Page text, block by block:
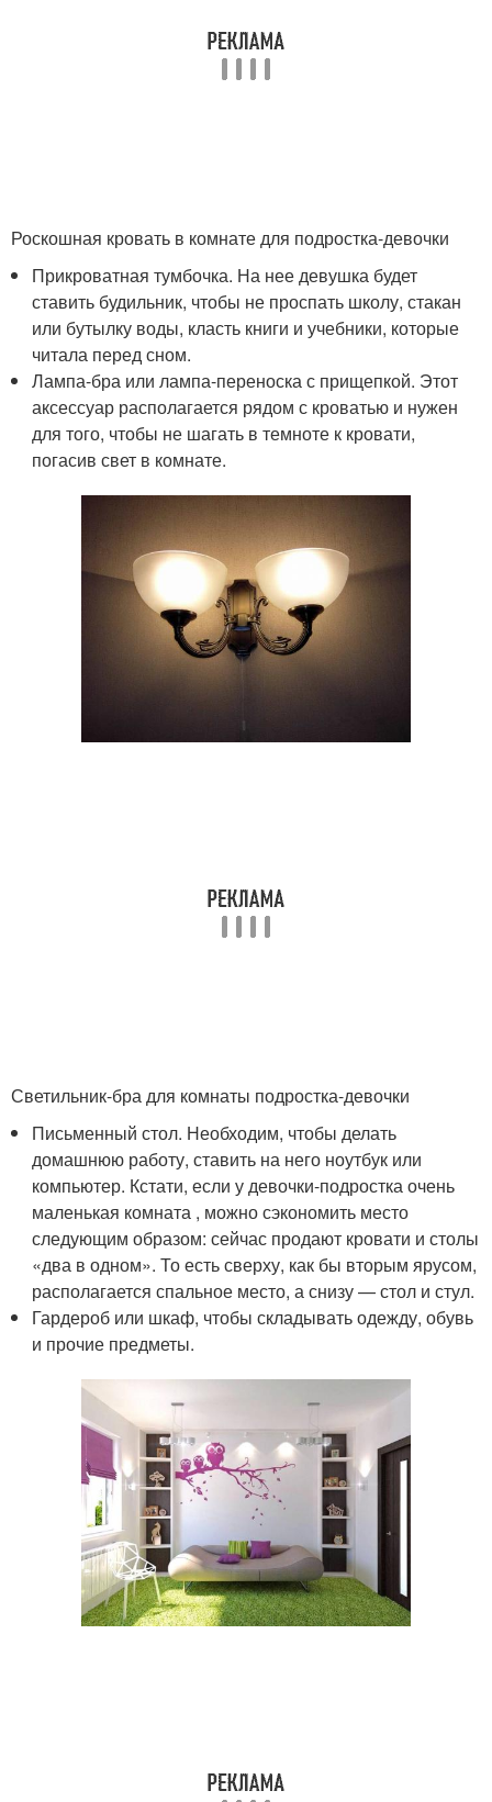
Роскошная кровать в комнате для подростка-девочки
Прикроватная тумбочка. На нее девушка будет
ставить будильник, чтобы не проспать школу, стакан
или бутылку воды, класть книги и учебники, которые
читала перед сном.
Лампа-бра или лампа-переноска с прищепкой. Этот
аксессуар располагается рядом с кроватью и нужен
для того, чтобы не шагать в темноте к кровати,
погасив свет в комнате.
Светильник-бра для комнаты подростка-девочки
Письменный стол. Необходим, чтобы делать
домашнюю работу, ставить на него ноутбук или
компьютер. Кстати, если у девочки-подростка очень
маленькая комната , можно сэкономить место
следующим образом: сейчас продают кровати и столы
«два в одном». То есть сверху, как бы вторым ярусом,
располагается спальное место, а снизу — стол и стул.
Гардероб или шкаф, чтобы складывать одежду, обувь
и прочие предметы.